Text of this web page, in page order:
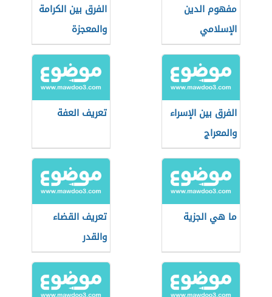
مفهوم الدين
الإسلامي
الفرق بين الكرامة
والمعجزة
الفرق بين الإسراء
والمعراج
تعريف العفة
ما هي الجزية
تعريف القضاء
والقدر